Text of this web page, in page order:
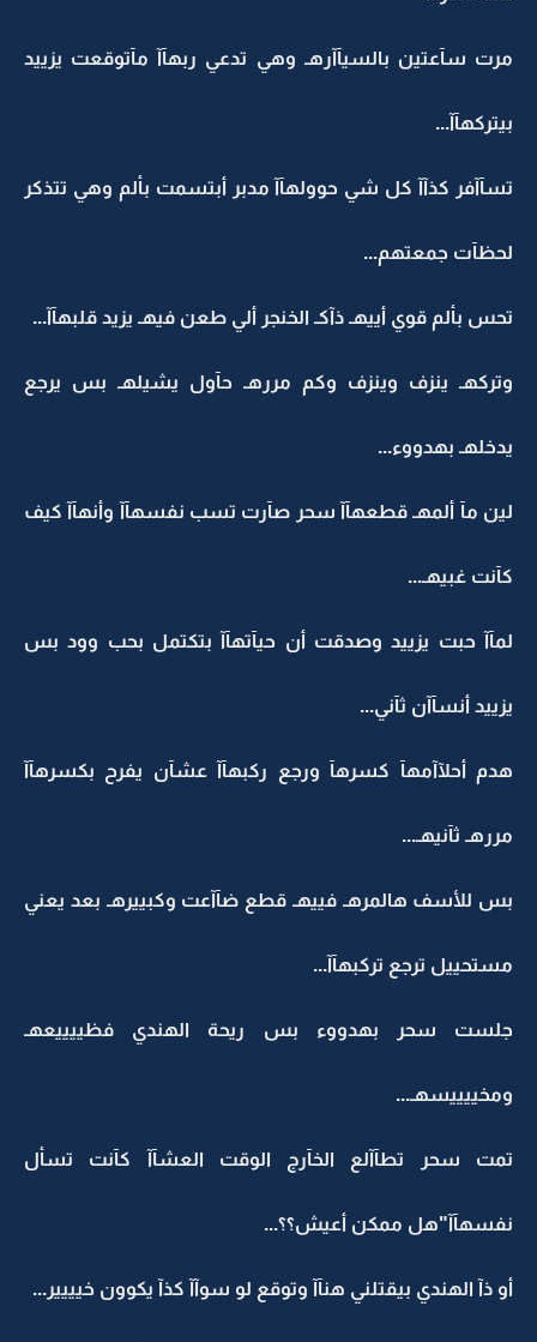
مرت سآعتين بالسيآآرهـ وهي تدعي ربهآآ مآتوقعت يزييد
بيتركهآآ...
تسآآفر كذآآ كل شي حوولهآآ مدبر أبتسمت بألم وهي تتذكر
لحظآت جمعتهم...
تحس بألم قوي أييهـ ذآكـ الخنجر ألي طعن فيهـ يزيد قلبهآآ...
وتركهـ ينزف وينزف وكم مررهـ حآول يشيلهـ بس يرجع
يدخلهـ بهدووء...
لين مآ ألمهـ قطعهآآ سحر صآرت تسب نفسهآآ وأنهآآ كيف
كآنت غبيهـ...
لمآآ حبت يزييد وصدقت أن حيآتهآآ بتكتمل بحب وود بس
يزييد أنسآآن ثآني...
هدم أحلآآمهآ كسرهآ ورجع ركبهآآ عشآن يفرح بكسرهآآ
مررهـ ثآنيهـ...
بس للأسف هالمرهـ فييهـ قطع ضآآعت وكبييرهـ بعد يعني
مستحييل ترجع تركبهآآ...
جلست سحر بهدووء بس ريحة الهندي فظييييعهـ
ومخييييسهـ...
تمت سحر تطآآلع الخآرج الوقت العشآآ كآنت تسأل
نفسهآآ"هل ممكن أعيش؟؟...
أو ذآ الهندي بيقتلني هنآآ وتوقع لو سوآآ كذآ يكوون خيييير...